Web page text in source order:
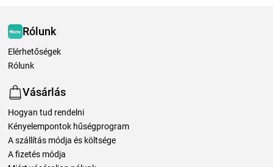
Rólunk
Elérhetőségek
Rólunk
Vásárlás
Hogyan tud rendelni
Kényelempontok hűségprogram
A szállítás módja és költsége
A fizetés módja